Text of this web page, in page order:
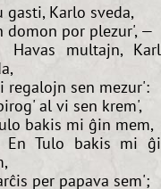
gasti, Karlo sveda,
domon por plezur', —
multajn,
sen mezur':
al vi sen krem',
bakis mi ĝin mem,
Tulo bakis mi
per papava sem';